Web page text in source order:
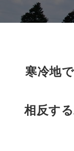
寒冷地
相反す